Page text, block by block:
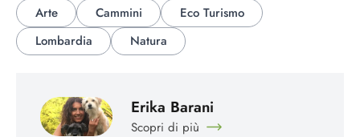
Arte
Cammini
Eco Turismo
Lombardia
Natura
Erika Barani
Scopri di più